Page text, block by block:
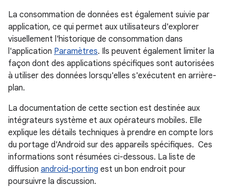
La consommation de données est également suivie par
application, ce qui permet aux utilisateurs d'explorer
visuellement l'historique de consommation dans
l'application Paramètres. Ils peuvent également limiter la
façon dont des applications spécifiques sont autorisées
à utiliser des données lorsqu'elles s'exécutent en arrière-
plan.
La documentation de cette section est destinée aux
intégrateurs système et aux opérateurs mobiles. Elle
explique les détails techniques à prendre en compte lors
du portage d'Android sur des appareils spécifiques. Ces
informations sont résumées ci-dessous. La liste de
diffusion android-porting est un bon endroit pour
poursuivre la discussion.